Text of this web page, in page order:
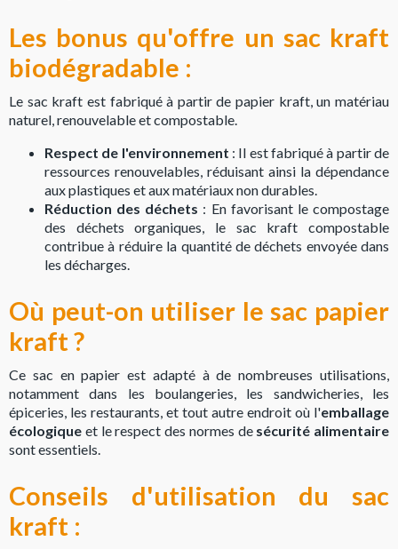
Les bonus qu'offre un sac kraft
biodégradable :
Le sac kraft est fabriqué à partir de papier kraft, un matériau
naturel, renouvelable et compostable.
Respect de l'environnement : Il est fabriqué à partir de
ressources renouvelables, réduisant ainsi la dépendance
aux plastiques et aux matériaux non durables.
Réduction des déchets : En favorisant le compostage
des déchets organiques, le sac kraft compostable
contribue à réduire la quantité de déchets envoyée dans
les décharges.
Où peut-on utiliser le sac papier
kraft ?
Ce sac en papier est adapté à de nombreuses utilisations,
notamment dans les boulangeries, les sandwicheries, les
épiceries, les restaurants, et tout autre endroit où l'emballage
écologique et le respect des normes de sécurité alimentaire
sont essentiels.
Conseils d'utilisation du sac
kraft :